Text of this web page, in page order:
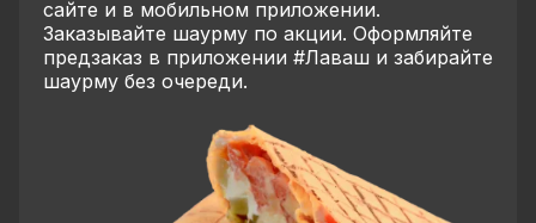
сайте и в мобильном приложении.
Заказывайте шаурму по акции. Оформляйте
предзаказ в приложении #Лаваш и забирайте
шаурму без очереди.